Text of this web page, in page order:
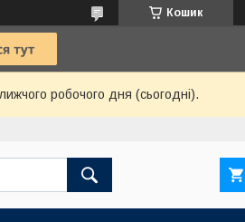
Кошик
робочого дня (сьогодні).